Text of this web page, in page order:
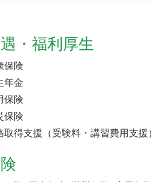
・福利厚生
保険
年金
保険
保険
取得支援（受験料・講習費用支援